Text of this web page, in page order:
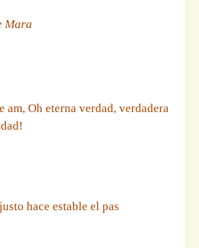
Mara
am, Oh eterna verdad, verdadera
hace estable el pas